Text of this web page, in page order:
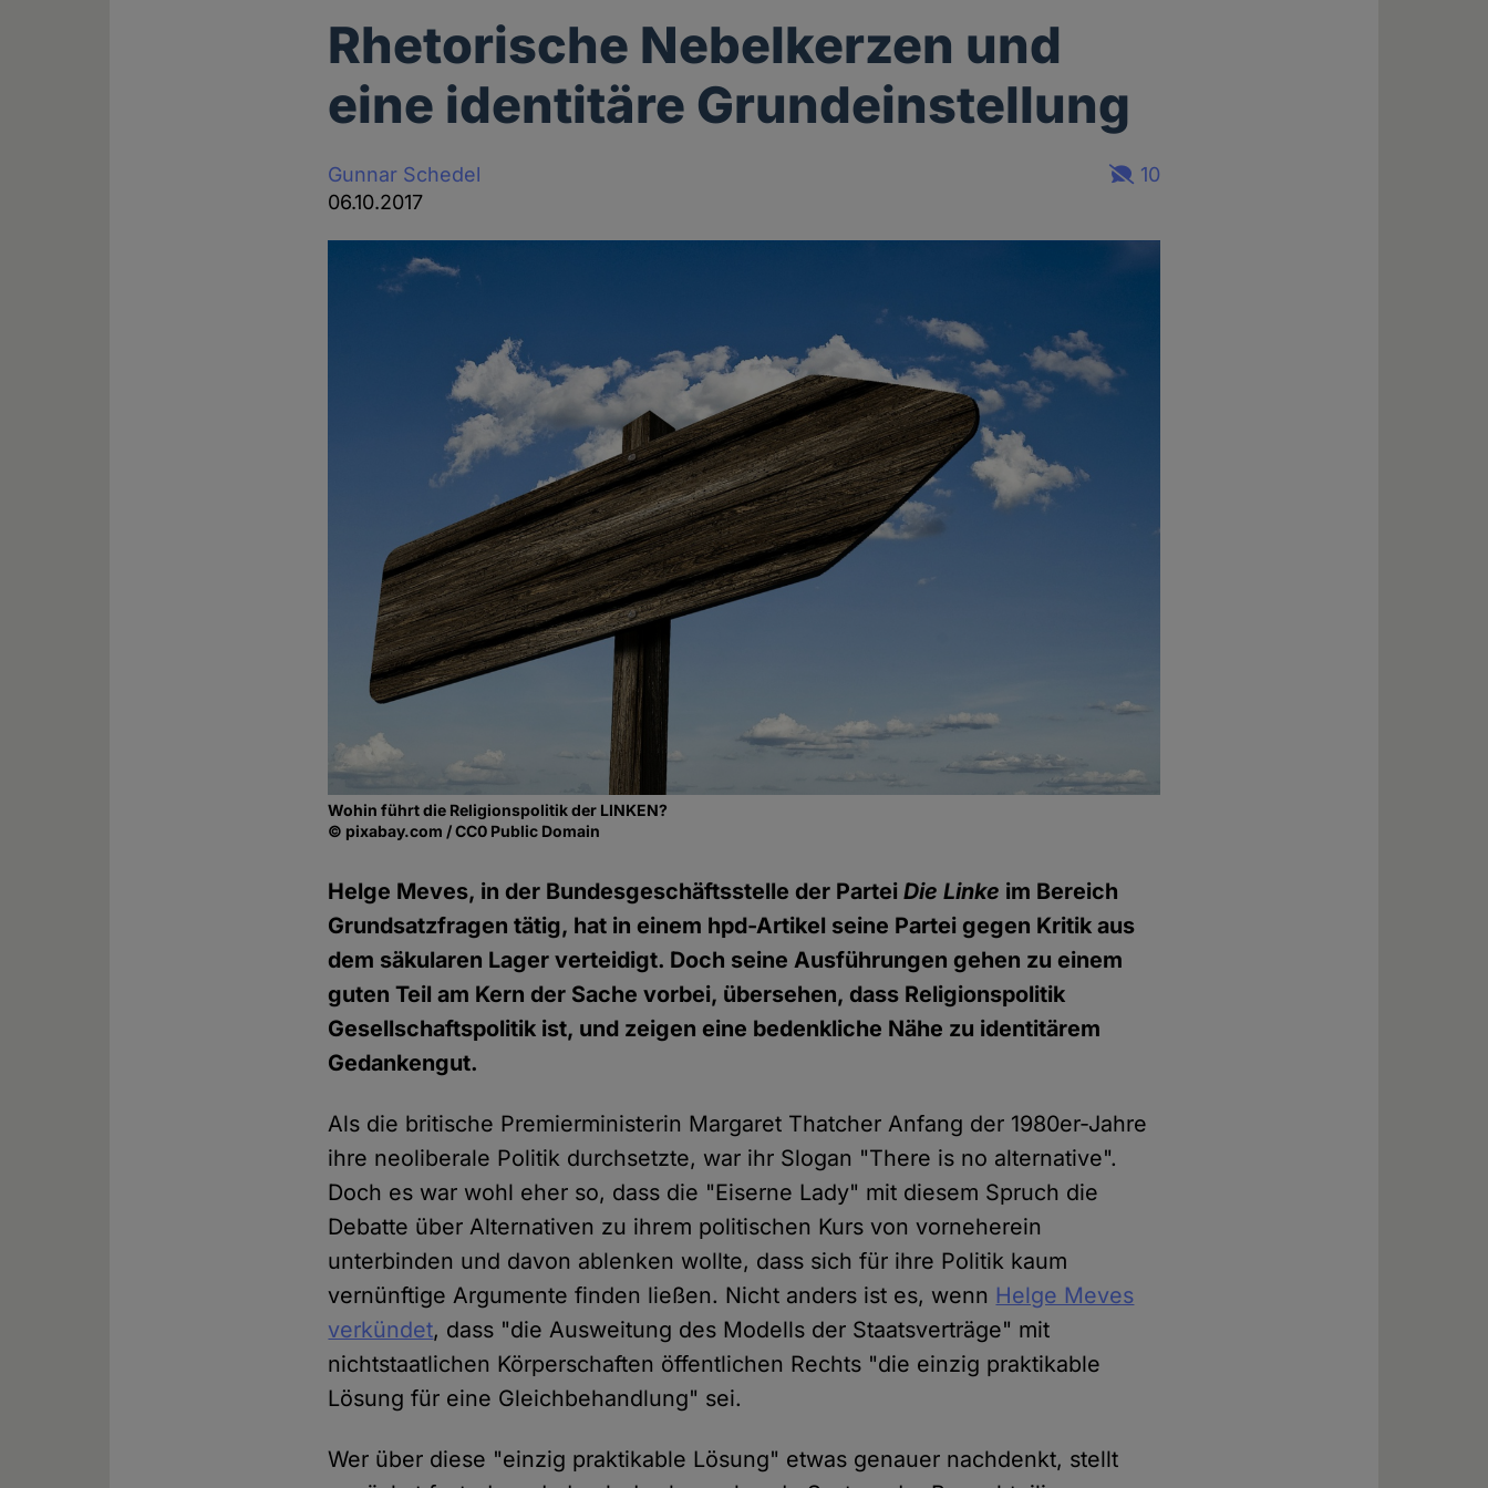
Rhetorische Nebelkerzen und
eine identitäre Grundeinstellung
Gunnar Schedel
06.10.2017
10
Wohin führt die Religionspolitik der LINKEN?
© pixabay.com / CC0 Public Domain
Helge Meves, in der Bundesgeschäftsstelle der ParteiDie Linke im Bereich
Grundsatzfragen tätig, hat in einem hpd-Artikel seine Partei gegen Kritik aus
dem säkularen Lager verteidigt. Doch seine Ausführungen gehen zu einem
guten Teil am Kern der Sache vorbei, übersehen, dass Religionspolitik
Gesellschaftspolitik ist, und zeigen eine bedenkliche Nähe zu identitärem
Gedankengut.
Als die britische Premierministerin Margaret Thatcher Anfang der 1980er-Jahre
ihre neoliberale Politik durchsetzte, war ihr Slogan "There is no alternative".
Doch es war wohl eher so, dass die "Eiserne Lady" mit diesem Spruch die
Debatte über Alternativen zu ihrem politischen Kurs von vorneherein
unterbinden und davon ablenken wollte, dass sich für ihre Politik kaum
vernünftige Argumente finden ließen. Nicht anders ist es, wenn Helge Meves
verkündet, dass "die Ausweitung des Modells der Staatsverträge" mit
nichtstaatlichen Körperschaften öffentlichen Rechts "die einzig praktikable
Lösung für eine Gleichbehandlung" sei.
Wer über diese "einzig praktikable Lösung" etwas genauer nachdenkt, stellt